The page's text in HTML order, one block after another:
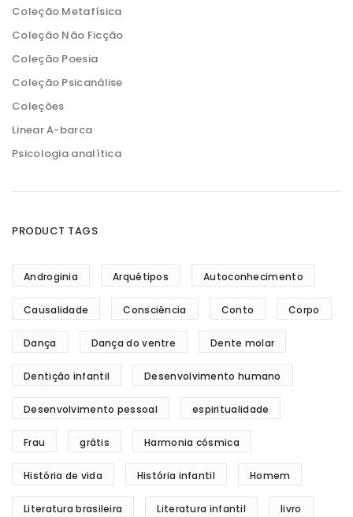
Coleção Metafísica
Coleção Não Ficção
Coleção Poesia
Coleção Psicanálise
Coleções
Linear A-barca
Psicologia analítica
PRODUCT TAGS
Androginia Arquétipos Autoconhecimento
Causalidade Consciência Conto Corpo
Dança Dança do ventre Dente molar
Dentição infantil Desenvolvimento humano
Desenvolvimento pessoal espiritualidade
Frau grátis Harmonia cósmica
História de vida História infantil Homem
Literatura brasileira Literatura infantil livro